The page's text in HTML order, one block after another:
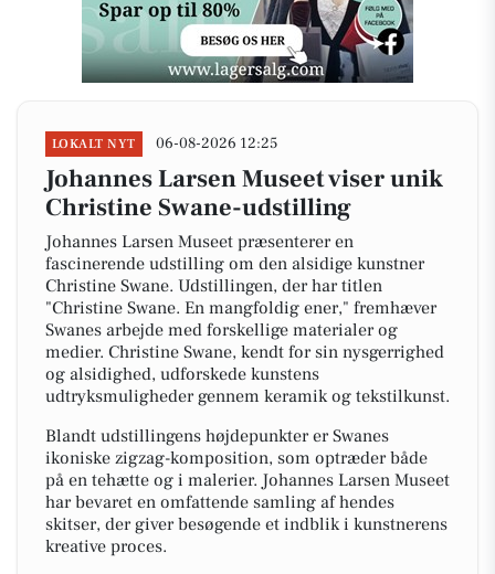
LOKALT NYT 06-08-2026 12:25
Johannes Larsen Museet viser unik
Christine Swane-udstilling
Johannes Larsen Museet præsenterer en
fascinerende udstilling om den alsidige kunstner
Christine Swane. Udstillingen, der har titlen
"Christine Swane. En mangfoldig ener," fremhæver
Swanes arbejde med forskellige materialer og
medier. Christine Swane, kendt for sin nysgerrighed
og alsidighed, udforskede kunstens
udtryksmuligheder gennem keramik og tekstilkunst.
Blandt udstillingens højdepunkter er Swanes
ikoniske zigzag-komposition, som optræder både
på en tehætte og i malerier. Johannes Larsen Museet
har bevaret en omfattende samling af hendes
skitser, der giver besøgende et indblik i kunstnerens
kreative proces.